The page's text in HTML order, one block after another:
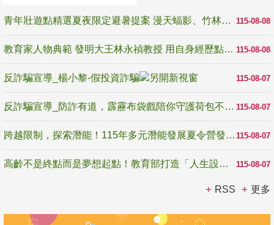
115-08-08
青年壯遊點精選夏夜限定避暑提案 漫天蝠影、竹林尋蛙、茶香夜觀 邀青年暮色出發
115-08-08
教育家人物典範 發明大王林永禎教授 用自身經歷點亮學生的路
115-08-07
反詐騙宣導_楊小黎-假投資詐騙
115-08-07
反詐騙宣導_防詐有道，霹靂布袋戲陪你守護荷包不受騙
115-08-07
跨越限制，探索潛能！115年多元潛能發展夏令營發掘生命無限可能
115-08-07
高齡不是終點而是夢想起點！教育部打造「人生設計夢工場」 參展第3屆高齡健康產業博覽會
RSS 更多